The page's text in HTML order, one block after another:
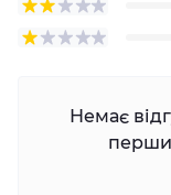
Немає